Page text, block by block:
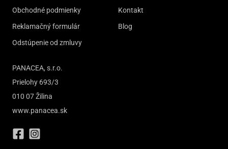
Obchodné podmienky
Reklamačný formulár
Odstúpenie od zmluvy
Kontakt
Blog
PANACEA, s.r.o.
Prielohy 693/3
010 07 Žilina
www.panacea.sk